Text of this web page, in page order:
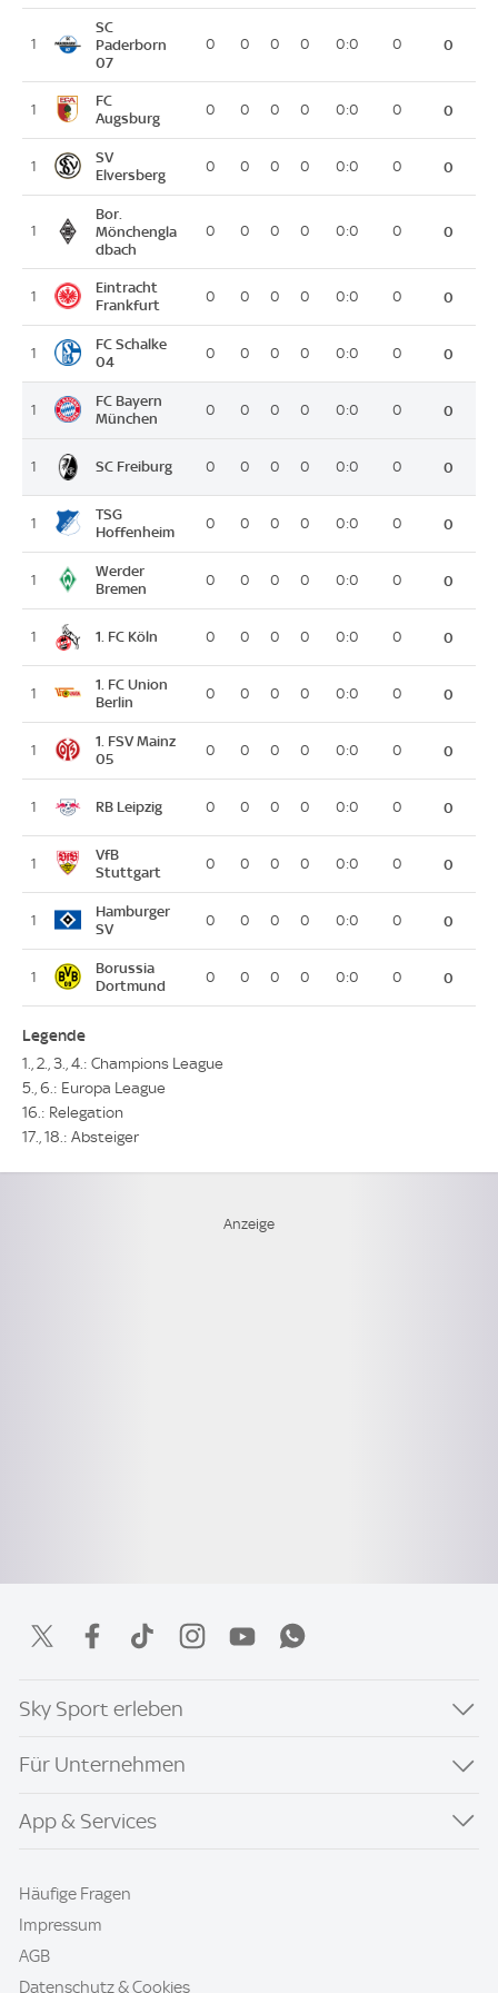
1
SC
Paderborn
07
0 0 0 0 0:0 0 0
1
FC
Augsburg
0 0 0 0 0:0 0 0
1
SV
Elversberg
0 0 0 0 0:0 0 0
1
Bor.
Mönchengla
dbach
0 0 0 0 0:0 0 0
1
Eintracht
Frankfurt
0 0 0 0 0:0 0 0
1
FC Schalke
04
0 0 0 0 0:0 0 0
1
FC Bayern
München
0 0 0 0 0:0 0 0
1 SC Freiburg 0 0 0 0 0:0 0 0
1
TSG
Hoffenheim
0 0 0 0 0:0 0 0
1
Werder
Bremen
0 0 0 0 0:0 0 0
1 1. FC Köln 0 0 0 0 0:0 0 0
1
1. FC Union
Berlin
0 0 0 0 0:0 0 0
1
1. FSV Mainz
05
0 0 0 0 0:0 0 0
1 RB Leipzig 0 0 0 0 0:0 0 0
1
VfB
Stuttgart
0 0 0 0 0:0 0 0
1
Hamburger
SV
0 0 0 0 0:0 0 0
1
Borussia
Dortmund
0 0 0 0 0:0 0 0
Legende
1., 2., 3., 4.: Champions League
5., 6.: Europa League
16.: Relegation
17., 18.: Absteiger
Sky Sport erleben
Für Unternehmen
App & Services
Häufige Fragen
Impressum
AGB
Datenschutz & Cookies